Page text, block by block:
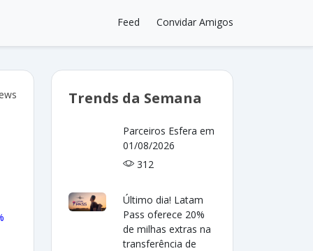
Feed Convidar Amigos
Trends da Semana
Parceiros Esfera em
01/08/2026
312
Último dia! Latam
Pass oferece 20%
de milhas extras na
transferência de